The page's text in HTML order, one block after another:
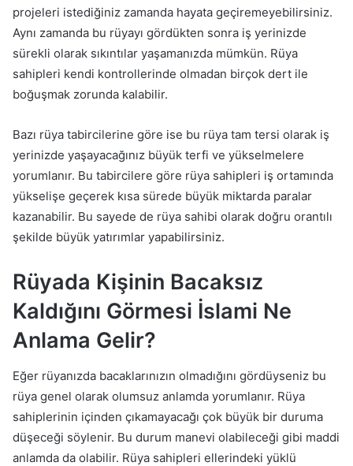
projeleri istediğiniz zamanda hayata geçiremeyebilirsiniz.
Aynı zamanda bu rüyayı gördükten sonra iş yerinizde
sürekli olarak sıkıntılar yaşamanızda mümkün. Rüya
sahipleri kendi kontrollerinde olmadan birçok dert ile
boğuşmak zorunda kalabilir.
Bazı rüya tabircilerine göre ise bu rüya tam tersi olarak iş
yerinizde yaşayacağınız büyük terfi ve yükselmelere
yorumlanır. Bu tabircilere göre rüya sahipleri iş ortamında
yükselişe geçerek kısa sürede büyük miktarda paralar
kazanabilir. Bu sayede de rüya sahibi olarak doğru orantılı
şekilde büyük yatırımlar yapabilirsiniz.
Rüyada Kişinin Bacaksız
Kaldığını Görmesi İslami Ne
Anlama Gelir?
Eğer rüyanızda bacaklarınızın olmadığını gördüyseniz bu
rüya genel olarak olumsuz anlamda yorumlanır. Rüya
sahiplerinin içinden çıkamayacağı çok büyük bir duruma
düşeceği söylenir. Bu durum manevi olabileceği gibi maddi
anlamda da olabilir. Rüya sahipleri ellerindeki yüklü